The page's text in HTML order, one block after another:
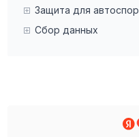
Защита для
Сбор данных